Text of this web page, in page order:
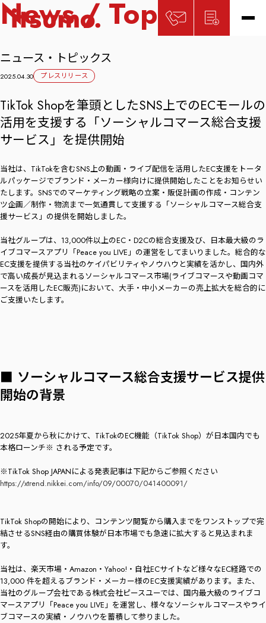
News / Topics
ニュース・トピックス
2025.04.30 プレスリリース
TikTok Shopを筆頭としたSNS上でのECモールの
活用を支援する「ソーシャルコマース総合支援
サービス」を提供開始
当社は、TikTokを含むSNS上の動画・ライブ配信を活用したEC支援をトータ
ルパッケージでブランド・メーカー様向けに提供開始したことをお知らせい
たします。SNSでのマーケティング戦略の立案・販促計画の作成・コンテン
ツ企画／制作・物流まで一気通貫して支援する「ソーシャルコマース総合支
援サービス」の提供を開始しました。
当社グループは、13,000件以上のEC・D2Cの総合支援及び、日本最大級のラ
イブコマースアプリ「Peace you LIVE」の運営をしてまいりました。総合的な
EC支援を提供する当社のケイパビリティやノウハウと実績を活かし、国内外
で高い成長が見込まれるソーシャルコマース市場(ライブコマースや動画コマ
ースを活用したEC販売)において、大手・中小メーカーの売上拡大を総合的に
ご支援いたします。
■ ソーシャルコマース総合支援サービス提供
開始の背景
2025年夏から秋にかけて、TikTokのEC機能（TikTok Shop）が日本国内でも
本格ローンチ※ される予定です。
※TikTok Shop JAPANによる発表記事は下記からご参照ください
https://xtrend.nikkei.com/info/09/00070/041400091/
TikTok Shopの開始により、コンテンツ閲覧から購入までをワンストップで完
結させるSNS経由の購買体験が日本市場でも急速に拡大すると見込まれま
す。
当社は、楽天市場・Amazon・Yahoo!・自社ECサイトなど様々なEC経路での
13,000 件を超えるブランド・メーカー様のEC支援実績があります。また、
当社のグループ会社である株式会社ピースユーでは、国内最大級のライブコ
マースアプリ「Peace you LIVE」を運営し、様々なソーシャルコマースやライ
ブコマースの実績・ノウハウを蓄積して参りました。